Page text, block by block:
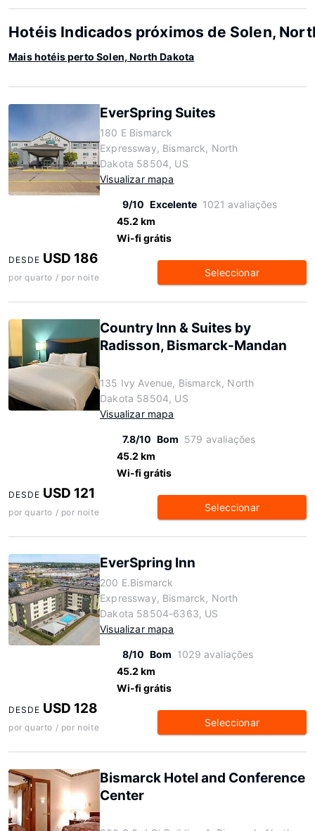
Hotéis Indicados próximos de Solen,
Mais hotéis perto Solen, North Dakota
EverSpring Suites
180 E Bismarck
Expressway, Bismarck, North
Dakota 58504, US
Visualizar mapa
9/10 Excelente 1021 avaliações
45.2 km
Wi-fi grátis
DESDE USD 186
por quarto / por noite Seleccionar
Country Inn & Suites by
Radisson, Bismarck-Mandan
135 Ivy Avenue, Bismarck, North
Dakota 58504, US
Visualizar mapa
7.8/10 Bom 579 avaliações
45.2 km
Wi-fi grátis
DESDE USD 121
por quarto / por noite Seleccionar
EverSpring Inn
200 E.Bismarck
Expressway, Bismarck, North
Dakota 58504-6363, US
Visualizar mapa
8/10 Bom 1029 avaliações
45.2 km
Wi-fi grátis
DESDE USD 128
por quarto / por noite Seleccionar
Bismarck Hotel and Conference
Center